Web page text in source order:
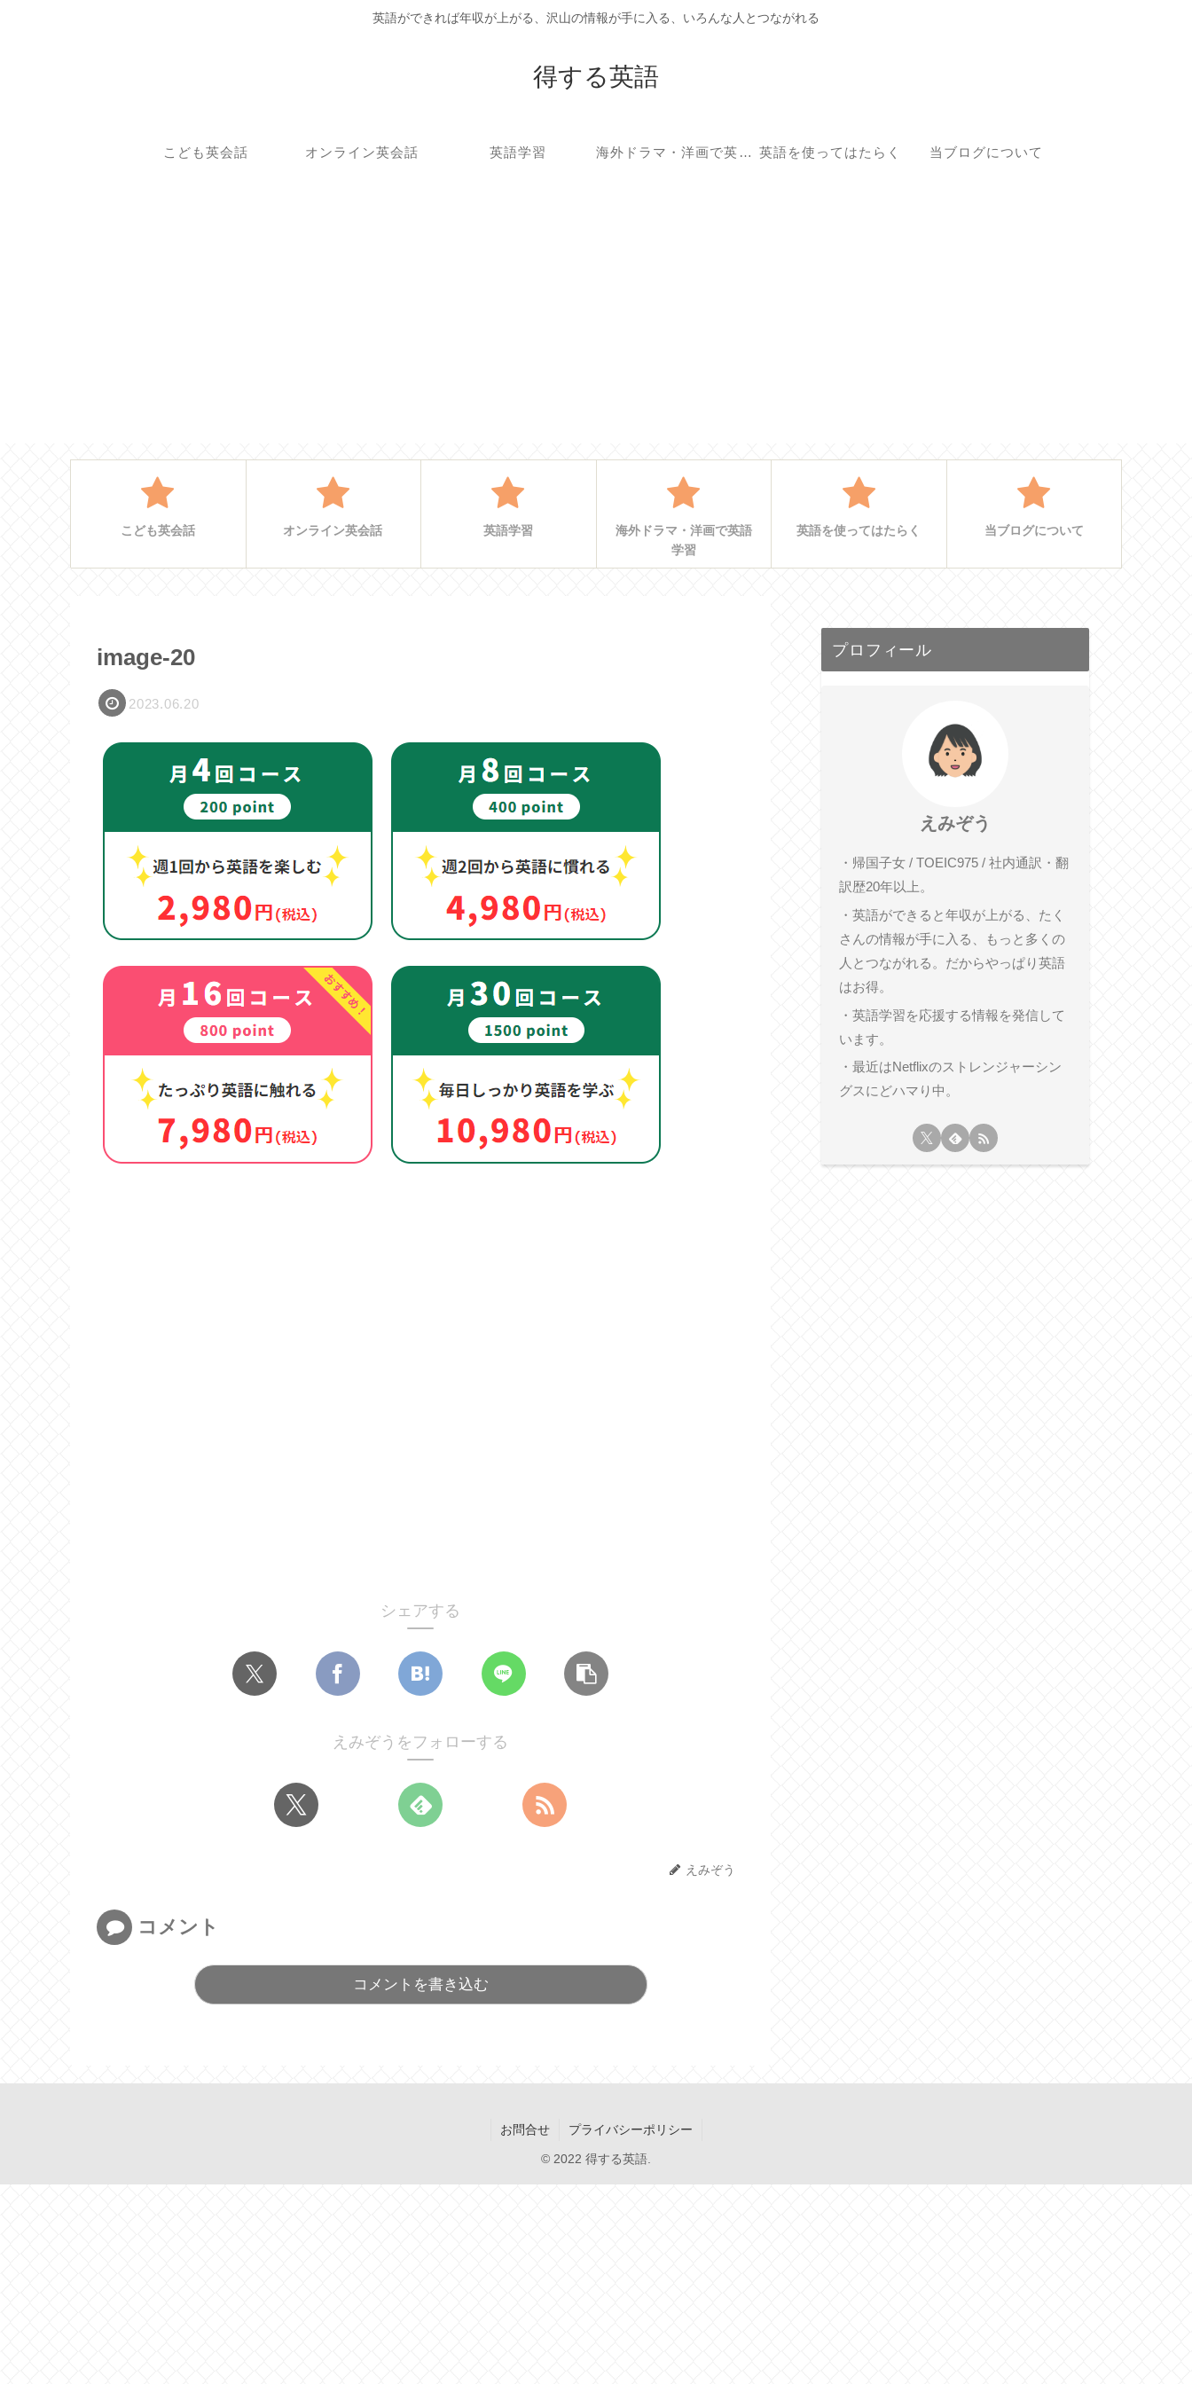
英語ができれば年収が上がる、沢山の情報が手に入る、いろんな人とつながれる
得する英語
こども英会話 オンライン英会話 英語学習 海外ドラマ・洋画で英語学習 英語を使ってはたらく 当ブログについて
こども英会話 オンライン英会話 英語学習
海外ドラマ・洋画で英語
学習
英語を使ってはたらく 当ブログについて
image-20
2023.06.20
シェアする
えみぞうをフォローする
えみぞう
コメント
コメントを書き込む
プロフィール
えみぞう
・帰国子女 / TOEIC975 / 社内通訳・翻
訳歴20年以上。
・英語ができると年収が上がる、たく
さんの情報が手に入る、もっと多くの
人とつながれる。だからやっぱり英語
はお得。
・英語学習を応援する情報を発信して
います。
・最近はNetflixのストレンジャーシン
グスにどハマり中。
お問合せ プライバシーポリシー
© 2022 得する英語.